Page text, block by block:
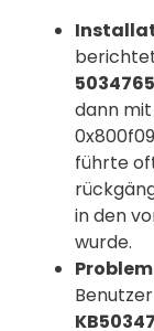
5034765
dann mit
führte
in den
wurde.